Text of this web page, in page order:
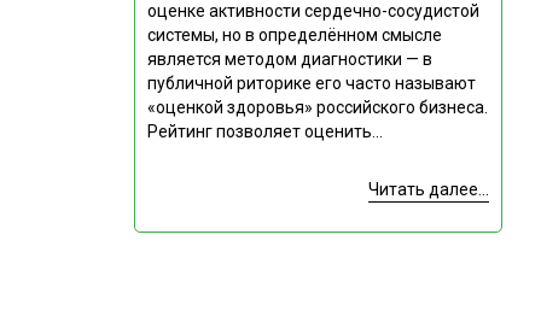
оценке активности сердечно-сосудистой
системы, но в определённом смысле
является методом диагностики — в
публичной риторике его часто называют
«оценкой здоровья» российского бизнеса.
Рейтинг позволяет оценить...
Читать далее...